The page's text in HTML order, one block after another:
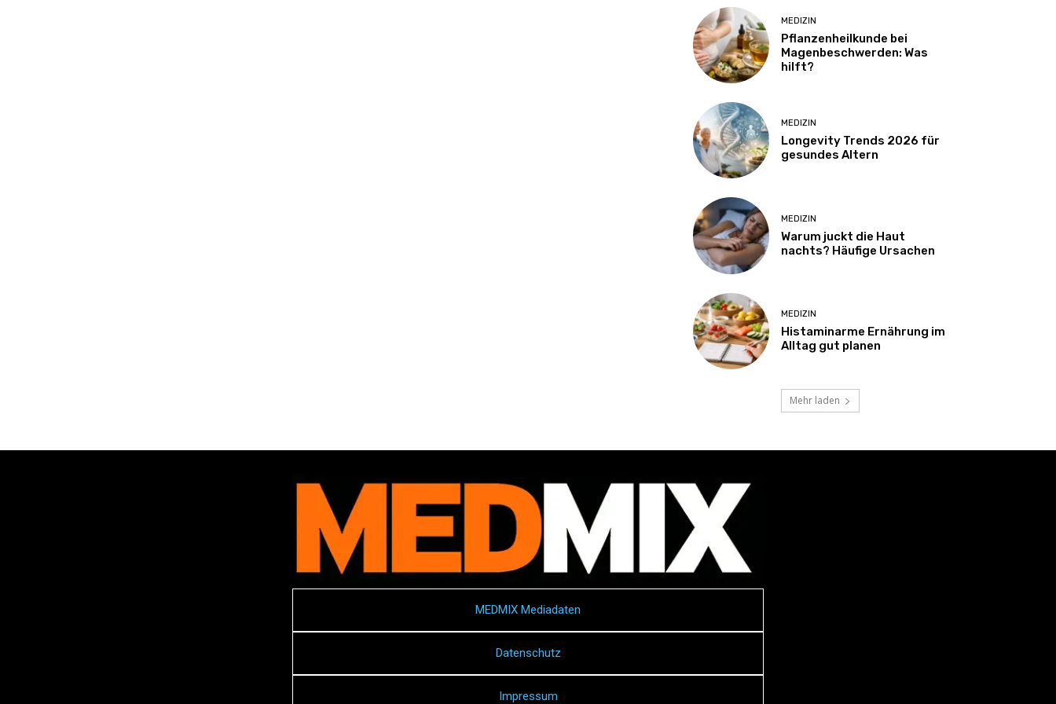
MEDIZIN
Pflanzenheilkunde bei
Magenbeschwerden: Was
hilft?
MEDIZIN
Longevity Trends 2026 für
gesundes Altern
MEDIZIN
Warum juckt die Haut
nachts? Häufige Ursachen
MEDIZIN
Histaminarme Ernährung im
Alltag gut planen
Mehr laden
MEDMIX Mediadaten
Datenschutz
Impressum